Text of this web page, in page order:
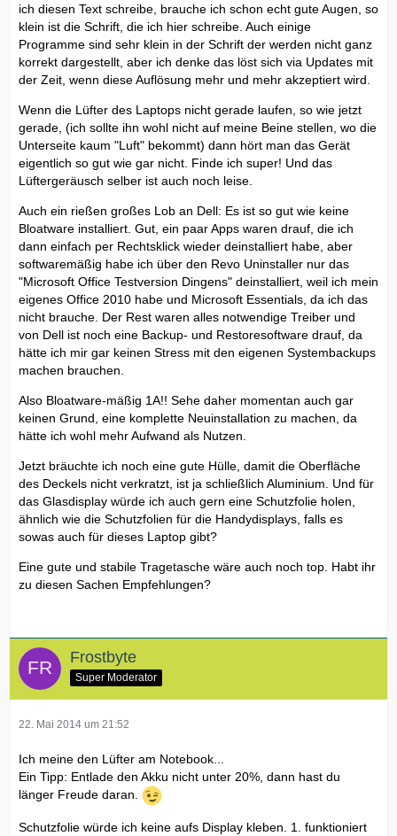
ich diesen Text schreibe, brauche ich schon echt gute Augen, so
klein ist die Schrift, die ich hier schreibe. Auch einige
Programme sind sehr klein in der Schrift der werden nicht ganz
korrekt dargestellt, aber ich denke das löst sich via Updates mit
der Zeit, wenn diese Auflösung mehr und mehr akzeptiert wird.
Wenn die Lüfter des Laptops nicht gerade laufen, so wie jetzt
gerade, (ich sollte ihn wohl nicht auf meine Beine stellen, wo die
Unterseite kaum "Luft" bekommt) dann hört man das Gerät
eigentlich so gut wie gar nicht. Finde ich super! Und das
Lüftergeräusch selber ist auch noch leise.
Auch ein rießen großes Lob an Dell: Es ist so gut wie keine
Bloatware installiert. Gut, ein paar Apps waren drauf, die ich
dann einfach per Rechtsklick wieder deinstalliert habe, aber
softwaremäßig habe ich über den Revo Uninstaller nur das
"Microsoft Office Testversion Dingens" deinstalliert, weil ich mein
eigenes Office 2010 habe und Microsoft Essentials, da ich das
nicht brauche. Der Rest waren alles notwendige Treiber und
von Dell ist noch eine Backup- und Restoresoftware drauf, da
hätte ich mir gar keinen Stress mit den eigenen Systembackups
machen brauchen.
Also Bloatware-mäßig 1A!! Sehe daher momentan auch gar
keinen Grund, eine komplette Neuinstallation zu machen, da
hätte ich wohl mehr Aufwand als Nutzen.
Jetzt bräuchte ich noch eine gute Hülle, damit die Oberfläche
des Deckels nicht verkratzt, ist ja schließlich Aluminium. Und für
das Glasdisplay würde ich auch gern eine Schutzfolie holen,
ähnlich wie die Schutzfolien für die Handydisplays, falls es
sowas auch für dieses Laptop gibt?
Eine gute und stabile Tragetasche wäre auch noch top. Habt ihr
zu diesen Sachen Empfehlungen?
Frostbyte
Super Moderator
22. Mai 2014 um 21:52
Ich meine den Lüfter am Notebook...
Ein Tipp: Entlade den Akku nicht unter 20%, dann hast du
länger Freude daran.
Schutzfolie würde ich keine aufs Display kleben. 1. funktioniert